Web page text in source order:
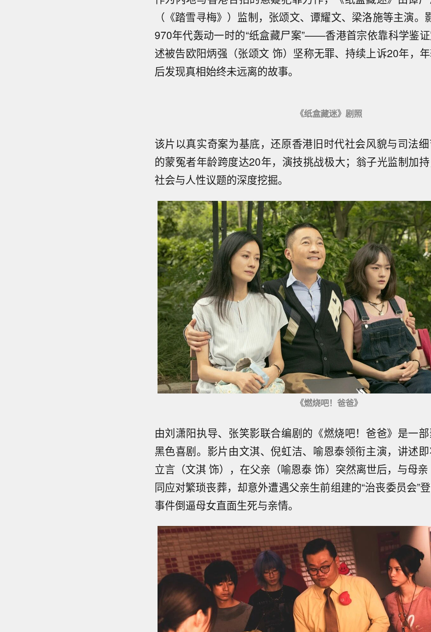
（《踏雪寻梅》）监制，张颂文、谭耀文、梁洛施等主演。
970年代轰动一时的“纸盒藏尸案”——香港首宗依靠科学鉴
述被告欧阳炳强（张颂文 饰）坚称无罪、持续上诉20年，
后发现真相始终未远离的故事。
《纸盒藏迷》剧照
该片以真实奇案为基底，还原香港旧时代社会风貌与司法
的蒙冤者年龄跨度达20年，演技挑战极大；翁子光监制加
社会与人性议题的深度挖掘。
《燃烧吧！爸爸》
由刘潇阳执导、张笑影联合编剧的《燃烧吧！爸爸》是一
黑色喜剧。影片由文淇、倪虹洁、喻恩泰领衔主演，讲述
立言（文淇 饰），在父亲（喻恩泰 饰）突然离世后，与母
同应对繁琐丧葬，却意外遭遇父亲生前组建的“治丧委员会”
事件倒逼母女直面生死与亲情。